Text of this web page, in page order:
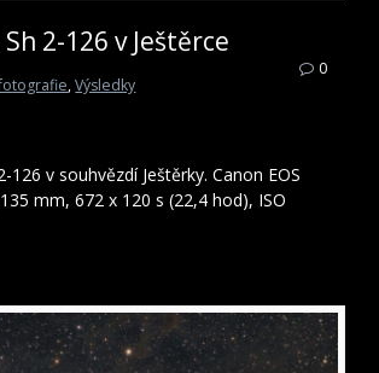
2-126 v Ještěrce
,Výsledky
0
126 v souhvězdí Ještěrky. Canon EOS
mm, 672 x 120 s (22,4 hod), ISO